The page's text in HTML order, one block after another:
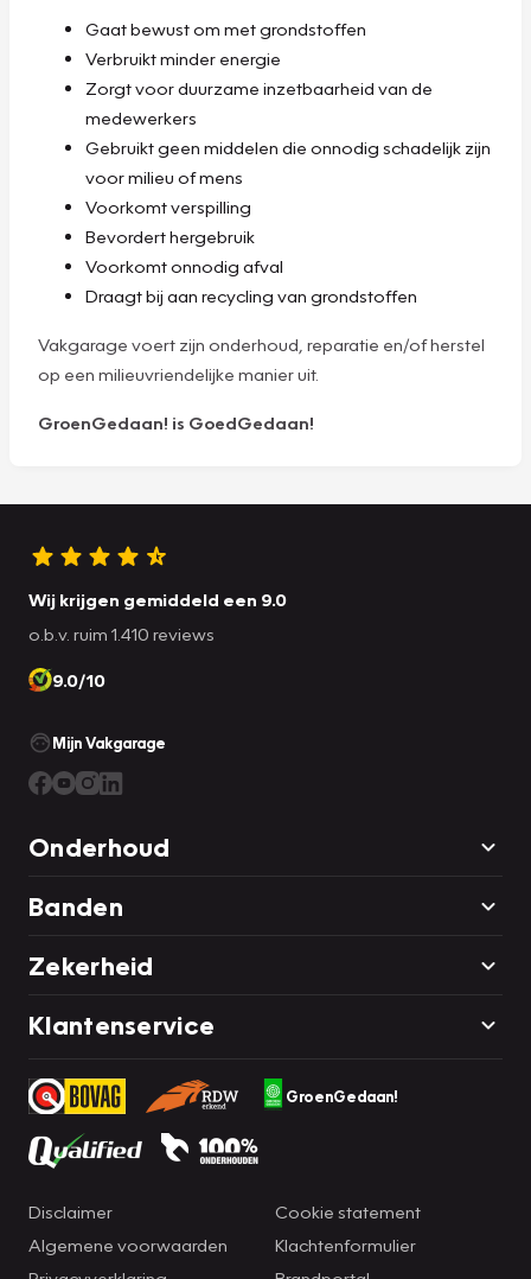
Gaat bewust om met grondstoffen
Verbruikt minder energie
Zorgt voor duurzame inzetbaarheid van de
medewerkers
Gebruikt geen middelen die onnodig schadelijk zijn
voor milieu of mens
Voorkomt verspilling
Bevordert hergebruik
Voorkomt onnodig afval
Draagt bij aan recycling van grondstoffen
Vakgarage voert zijn onderhoud, reparatie en/of herstel
op een milieuvriendelijke manier uit.
GroenGedaan! is GoedGedaan!
Wij krijgen gemiddeld een 9.0
o.b.v. ruim 1.410 reviews
9.0/10
Mijn Vakgarage
Onderhoud
Banden
Zekerheid
Klantenservice
GroenGedaan!
Disclaimer
Algemene voorwaarden
Cookie statement
Klachtenformulier